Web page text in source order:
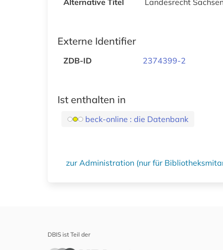
Alternative Titel Landesrecht
Externe Identifier
ZDB-ID 2374399-2
Ist enthalten in
beck-online : die Datenbank
zur Administration (nur für
DBIS ist Teil der